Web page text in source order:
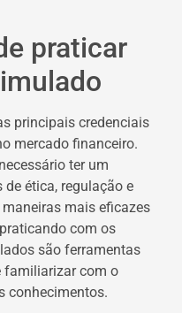
praticar
principais credenciais
mercado financeiro.
ter um
ética, regulação e
mais eficazes
com os
são ferramentas
familiarizar com o
conhecimentos.